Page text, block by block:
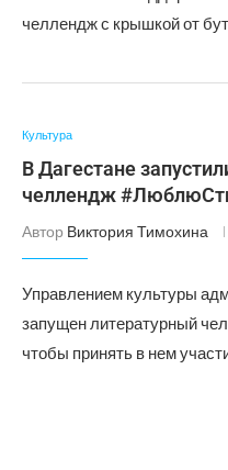
челлендж с крышкой от
Культура
В Дагестане
челлендж
Автор Виктория Тимохина
Управлением культуры
запущен литературный
чтобы принять в нем